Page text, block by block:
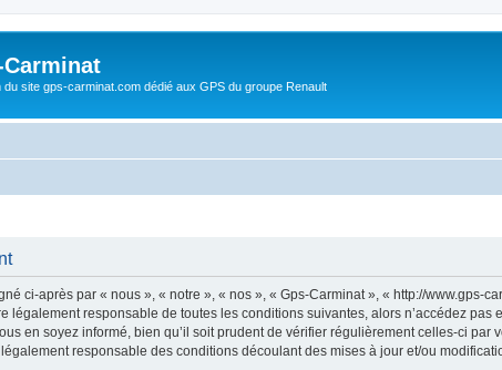
du site gps-carminat.com dédié aux GPS du groupe Renault
ci-après par « nous », « notre », « nos », « Gps-Carminat », « http://www.gps-
légalement responsable de toutes les conditions suivantes, alors n’accédez
en soyez informé, bien qu’il soit prudent de vérifier régulièrement celles-ci
responsable des conditions découlant des mises à jour et/ou